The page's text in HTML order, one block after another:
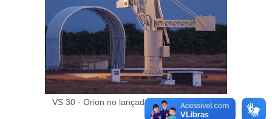
VS 30 - Orion no lançador universal do CLA